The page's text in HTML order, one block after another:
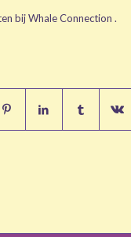
bij Whale Connection .